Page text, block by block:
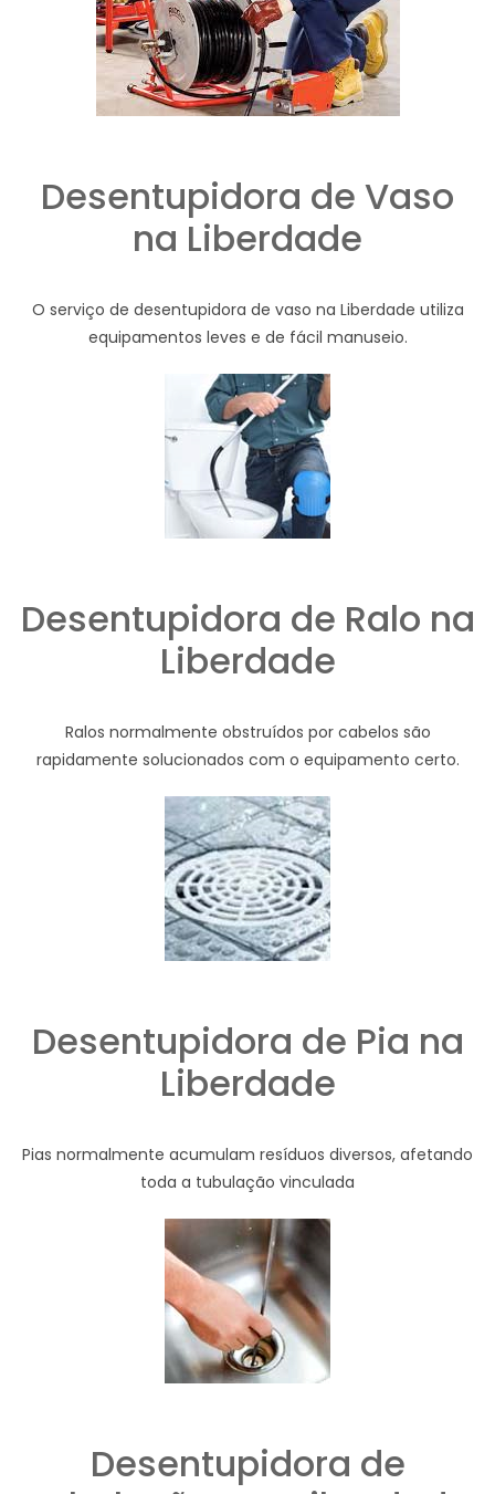
Desentupidora de Vaso
na Liberdade
O serviço de desentupidora de vaso na Liberdade utiliza
equipamentos leves e de fácil manuseio.
Desentupidora de Ralo na
Liberdade
Ralos normalmente obstruídos por cabelos são
rapidamente solucionados com o equipamento certo.
Desentupidora de Pia na
Liberdade
Pias normalmente acumulam resíduos diversos, afetando
toda a tubulação vinculada
Desentupidora de